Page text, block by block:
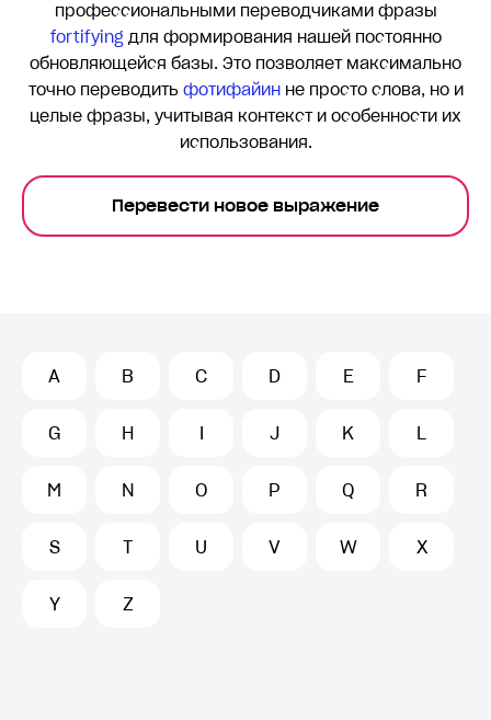
профессиональными переводчиками фразы
fortifying для формирования нашей постоянно
обновляющейся базы. Это позволяет максимально
точно переводить фотифайинне просто слова, но и
целые фразы, учитывая контекст и особенности их
использования.
Перевести новое выражение
A B C D E F
G H I J K L
M N O P Q R
S T U V W X
Y Z